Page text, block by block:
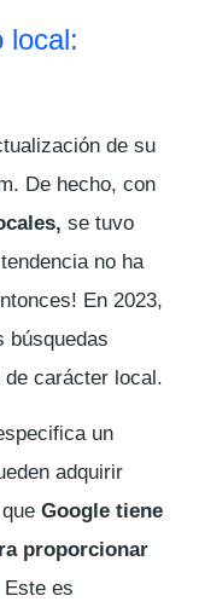
local:
de su
De hecho, con
se tuvo
no ha
En 2023,
búsquedas
de carácter local.
un
adquirir
Google tiene
proporcionar
es